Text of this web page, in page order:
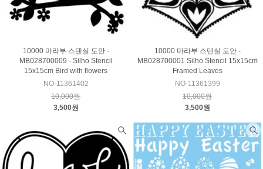
10000 마라부 스텐실 도안 -
MB028700009 - Silho Stencil
15x15cm Bird with flowers
NO-11361402
10,000원
3,500원
10000 마라부 스텐실 도안 -
MB028700001 Silho Stencil 15x15cm
Framed Leaves
NO-11361399
10,000원
3,500원